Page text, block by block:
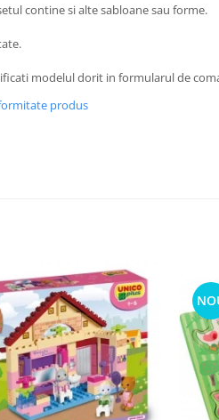
contine si alte sabloane sau forme.
modelul dorit in formularul de
produs